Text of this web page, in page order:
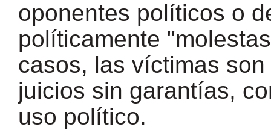
oponentes políticos o
políticamente
casos, las víctimas
juicios sin garantías,
uso político.